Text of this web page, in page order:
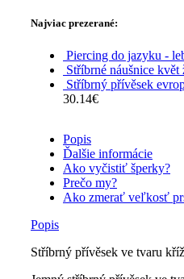
Najviac prezerané:
Piercing do jazyku -
Stříbrné náušnice květ
Stříbrný přívěsek
30.14€
Popis
Ďalšie informácie
Ako vyčistiť šperky?
Prečo my?
Ako zmerať veľkosť
Popis
Stříbrný přívěsek ve tvaru